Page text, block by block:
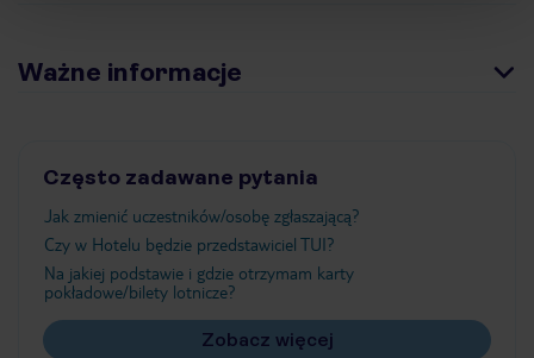
Ważne informacje
Często zadawane pytania
Jak zmienić uczestników/osobę zgłaszającą?
Czy w Hotelu będzie przedstawiciel TUI?
Na jakiej podstawie i gdzie otrzymam karty
pokładowe/bilety lotnicze?
Zobacz więcej